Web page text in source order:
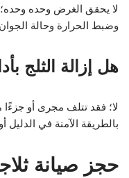
لا يحقق الغرض وحده وحده؛
وضبط الحرارة وحالة
هل إزالة الثلج
لا؛ فقد تتلف مجرى أو جزءًا
بالطريقة الآمنة في
حجز صيانة